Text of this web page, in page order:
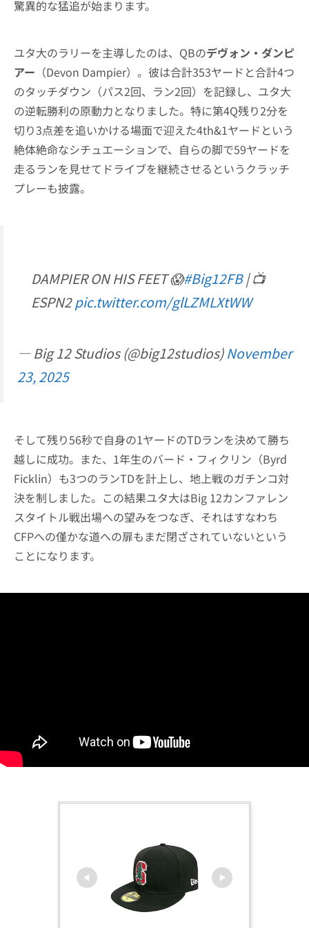
驚異的な猛追が始まります。
ユタ大のラリーを主導したのは、QBのデヴォン・ダンピ
アー （Devon Dampier）。彼は合計353ヤードと合計4つ
のタッチダウン（パス2回、ラン2回）を記録し、ユタ大
の逆転勝利の原動力となりました。特に第4Q残り2分を
切り3点差を追いかける場面で迎えた4th&1ヤードという
絶体絶命なシチュエーションで、自らの脚で59ヤードを
走るランを見せてドライブを継続させるというクラッチ
プレーも披露。
DAMPIER ON HIS FEET 😱#Big12FB| 📺
ESPN2pic.twitter.com/glLZMLXtWW
— Big 12 Studios (@big12studios)November
23, 2025
そして残り56秒で自身の1ヤードのTDランを決めて勝ち
越しに成功。また、1年生のバード・フィクリン（Byrd
Ficklin）も3つのランTDを計上し、地上戦のガチンコ対
決を制しました。この結果ユタ大はBig 12カンファレン
スタイトル戦出場への望みをつなぎ、それはすなわち
CFPへの僅かな道への扉もまだ閉ざされていないという
ことになります。